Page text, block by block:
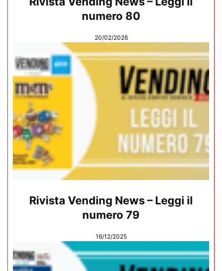
numero 80
20/02/2026
Rivista Vending News – Leggi il
numero 79
16/12/2025